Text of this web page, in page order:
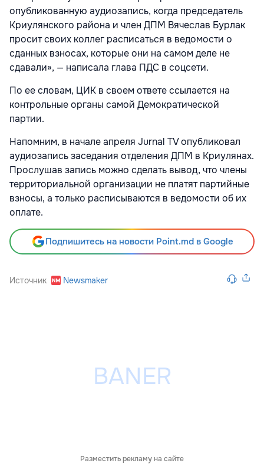
опубликованную аудиозапись, когда председатель
Криулянского района и член ДПМ Вячеслав Бурлак
просит своих коллег расписаться в ведомости о
сданных взносах, которые они на самом деле не
сдавали», — написала глава ПДС в соцсети.
По ее словам, ЦИК в своем ответе ссылается на
контрольные органы самой Демократической
партии.
Напомним, в начале апреля Jurnal TV опубликовал
аудиозапись заседания отделения ДПМ в Криулянах.
Прослушав запись можно сделать вывод, что члены
территориальной организации не платят партийные
взносы, а только расписываются в ведомости об их
оплате.
Подпишитесь на новости Point.md в Google
Источник Newsmaker
Разместить рекламу на сайте